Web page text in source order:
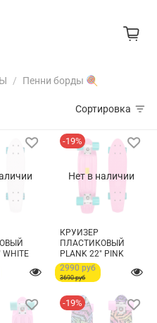
Пенни борды 🍭
Сортировка
WHITE
Нет в наличии
-19%
КРУИЗЕР
ПЛАСТИКОВЫЙ
PLANK 22" PINK
2990 руб
3690 руб
-19%